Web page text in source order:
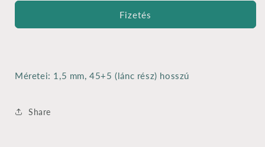
csökkentése
mennyiségének
növelése
Fizetés
Méretei: 1,5 mm, 45+5 (lánc rész) hosszú
Share